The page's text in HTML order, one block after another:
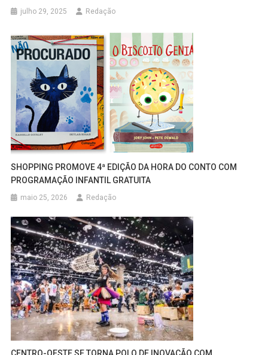
julho 29, 2025 Redação
SHOPPING PROMOVE 4ª EDIÇÃO DA HORA DO CONTO COM
PROGRAMAÇÃO INFANTIL GRATUITA
maio 25, 2026 Redação
CENTRO-OESTE SE TORNA POLO DE INOVAÇÃO COM